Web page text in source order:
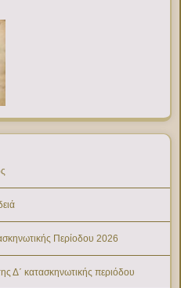
Περίοδου 2026
Δ΄ κατασκηνωτικής περιόδου